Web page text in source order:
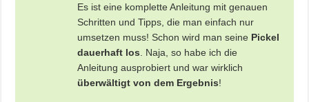
Es ist eine komplette Anleitung mit genauen
Schritten und Tipps, die man einfach nur
umsetzen muss! Schon wird man seine Pickel
dauerhaft los . Naja, so habe ich die
Anleitung ausprobiert und war wirklich
überwältigt von dem Ergebnis!